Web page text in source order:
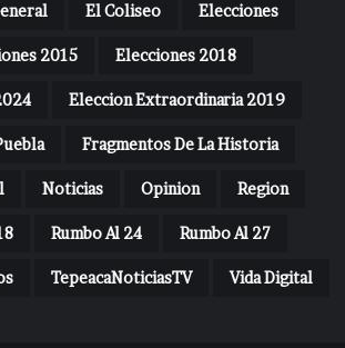
El Coliseo Elecciones
2015 Elecciones 2018
Eleccion Extraordinaria 2019
Fragmentos De La Historia
Noticias Opinion Region
Rumbo Al 24 Rumbo Al 27
TepeacaNoticiasTV Vida Digital